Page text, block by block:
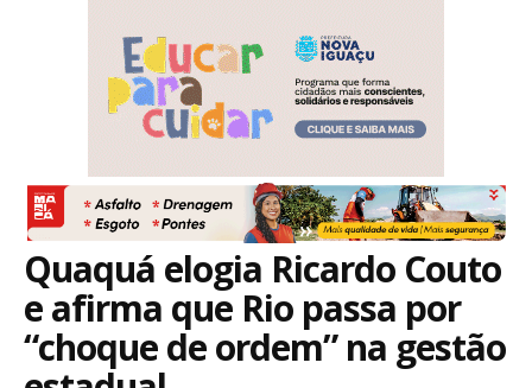
Quaquá elogia Ricardo Couto
e afirma que Rio passa por
“choque de ordem” na gestão